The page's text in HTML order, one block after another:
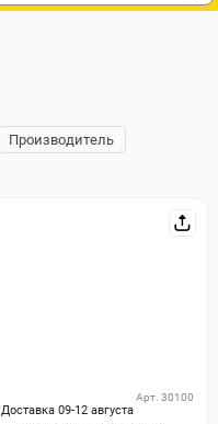
Производитель
Доставка 09-12 августа
Арт. 30100